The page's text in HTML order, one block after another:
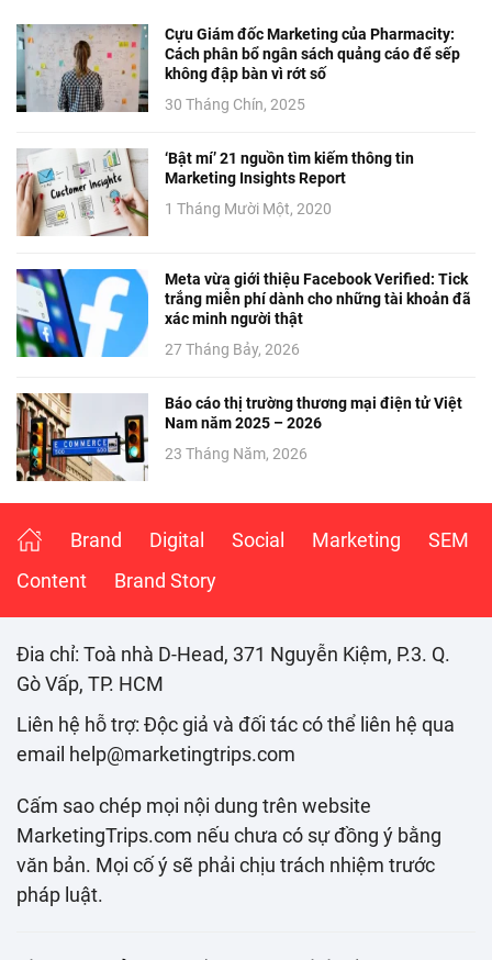
Cựu Giám đốc Marketing của Pharmacity:
Cách phân bổ ngân sách quảng cáo để sếp
không đập bàn vì rớt số
30 Tháng Chín, 2025
‘Bật mí’ 21 nguồn tìm kiếm thông tin
Marketing Insights Report
1 Tháng Mười Một, 2020
Meta vừa giới thiệu Facebook Verified: Tick
trắng miễn phí dành cho những tài khoản đã
xác minh người thật
27 Tháng Bảy, 2026
Báo cáo thị trường thương mại điện tử Việt
Nam năm 2025 – 2026
23 Tháng Năm, 2026
Brand Digital Social Marketing
SEM
Content
Brand Story
Đia chỉ: Toà nhà D-Head, 371 Nguyễn Kiệm, P.3. Q.
Gò Vấp, TP. HCM
Liên hệ hỗ trợ: Độc giả và đối tác có thể liên hệ qua
email help@marketingtrips.com
Cấm sao chép mọi nội dung trên website
MarketingTrips.com nếu chưa có sự đồng ý bằng
văn bản. Mọi cố ý sẽ phải chịu trách nhiệm trước
pháp luật.